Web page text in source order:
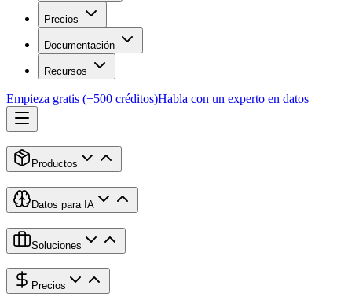
Precios
Documentación
Recursos
Empieza gratis (+500 créditos)Habla con un experto en datos
Productos
Datos para IA
Soluciones
Precios